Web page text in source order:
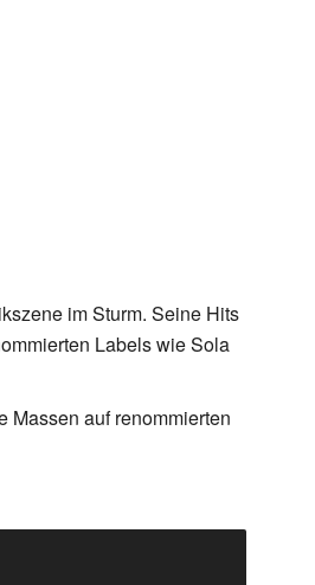
im Sturm. Seine Hits
Labels wie Sola
Massen auf renommierten